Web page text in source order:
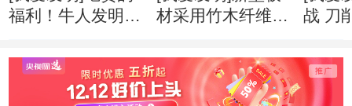
福利！牛人发明自
材采用竹木纤维
输成本
战 刀